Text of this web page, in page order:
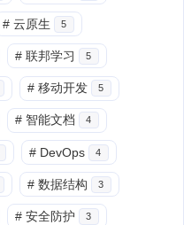
# 云原生 5
# 联邦学习 5
# 移动开发 5
# 智能文档 4
# DevOps 4
# 数据结构 3
# 安全防护 3